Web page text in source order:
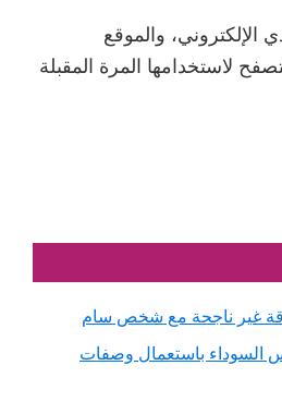
الإلكتروني، والموقع
لاستخدامها المرة المقبلة
غير ناجحة مع شخص سام
السوداء باستعمال وصفات